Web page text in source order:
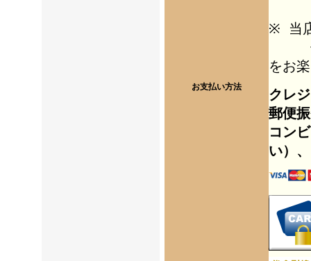
※ 当
個
をお
お支払い方法
クレ
郵便
コン
い）